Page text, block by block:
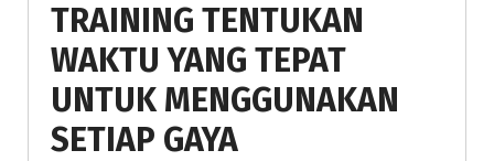
TRAINING TENTUKAN
WAKTU YANG TEPAT
UNTUK MENGGUNAKAN
SETIAP GAYA